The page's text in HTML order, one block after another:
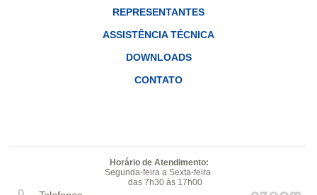
REPRESENTANTES
ASSISTÊNCIA TÉCNICA
DOWNLOADS
CONTATO
Horário de Atendimento:
Segunda-feira a Sexta-feira
das 7h30 às 17h00